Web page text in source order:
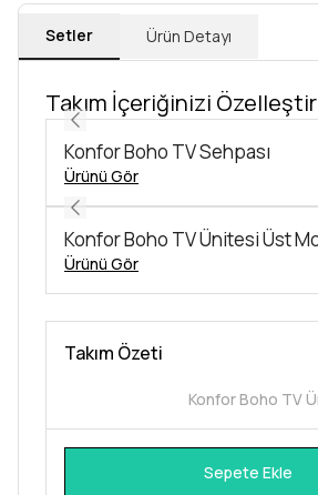
Setler Ürün Detayı
Takım İçeriğinizi
Konfor Boho TV Sehpası
Ürünü Gör
Konfor Boho TV Ünitesi Üst
Ürünü Gör
Takım Özeti
Konfor Boho TV
Sepete Ekle